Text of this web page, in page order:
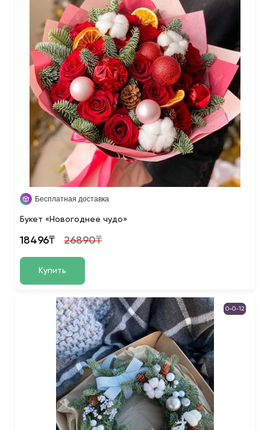
Бесплатная доставка
Букет «Новогоднее чудо»
18496₸ 26890₸
Купить
0-0-12